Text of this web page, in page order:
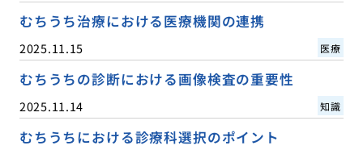
むちうち治療における医療機関の連携
2025.11.15 医療
むちうちの診断における画像検査の重要性
2025.11.14 知識
むちうちにおける診療科選択のポイント